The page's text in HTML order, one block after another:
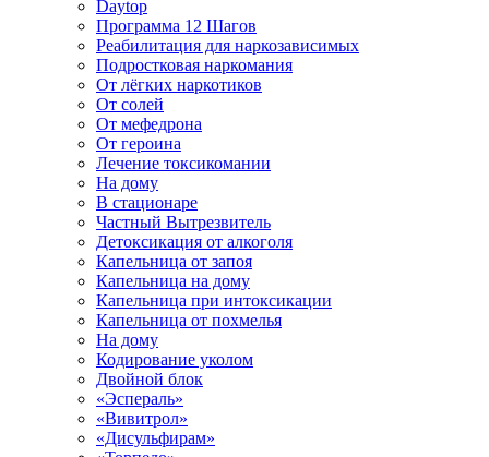
Daytop
Программа 12 Шагов
Реабилитация для наркозависимых
Подростковая наркомания
От лёгких наркотиков
От солей
От мефедрона
От героина
Лечение токсикомании
На дому
В стационаре
Частный Вытрезвитель
Детоксикация от алкоголя
Капельница от запоя
Капельница на дому
Капельница при интоксикации
Капельница от похмелья
На дому
Кодирование уколом
Двойной блок
«Эспераль»
«Вивитрол»
«Дисульфирам»